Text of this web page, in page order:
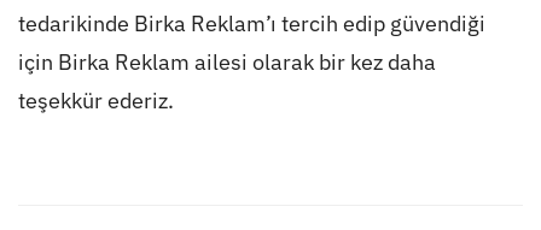
tedarikinde Birka Reklam’ı tercih edip güvendiği
için Birka Reklam ailesi olarak bir kez daha
teşekkür ederiz.